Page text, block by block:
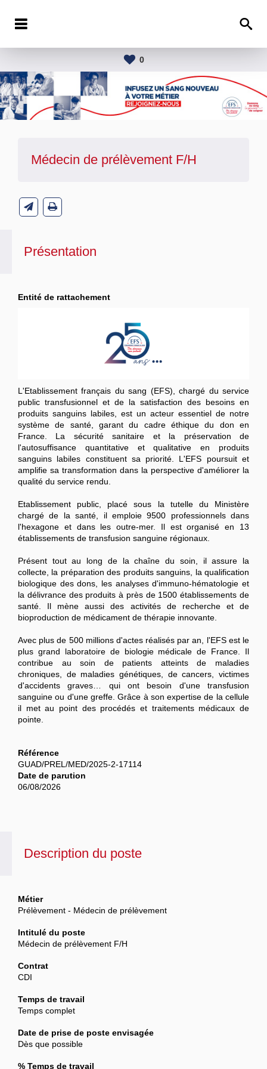
0
Médecin de prélèvement F/H
Description du poste
Métier
Prélèvement - Médecin de prélèvement
Intitulé du poste
Médecin de prélèvement F/H
Contrat
CDI
Temps de travail
Temps complet
Date de prise de poste envisagée
Dès que possible
% Temps de travail
Présentation
Entité de rattachement
L'Etablissement français du sang (EFS), chargé du service
public transfusionnel et de la satisfaction des besoins en
produits sanguins labiles, est un acteur essentiel de notre
système de santé, garant du cadre éthique du don en
France. La sécurité sanitaire et la préservation de
l'autosuffisance quantitative et qualitative en produits
sanguins labiles constituent sa priorité. L'EFS poursuit et
amplifie sa transformation dans la perspective d'améliorer la
qualité du service rendu.
Etablissement public, placé sous la tutelle du Ministère
chargé de la santé, il emploie 9500 professionnels dans
l'hexagone et dans les outre-mer. Il est organisé en 13
établissements de transfusion sanguine régionaux.
Présent tout au long de la chaîne du soin, il assure la
collecte, la préparation des produits sanguins, la qualification
biologique des dons, les analyses d'immuno-hématologie et
la délivrance des produits à près de 1500 établissements de
santé. Il mène aussi des activités de recherche et de
bioproduction de médicament de thérapie innovante.
Avec plus de 500 millions d'actes réalisés par an, l'EFS est le
plus grand laboratoire de biologie médicale de France. Il
contribue au soin de patients atteints de maladies
chroniques, de maladies génétiques, de cancers, victimes
d'accidents graves… qui ont besoin d'une transfusion
sanguine ou d'une greffe. Grâce à son expertise de la cellule
il met au point des procédés et traitements médicaux de
pointe.
Référence
GUAD/PREL/MED/2025-2-17114
Date de parution
06/08/2026